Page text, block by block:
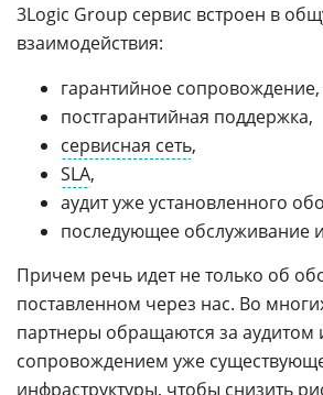
3Logic Group сервис встроен в
взаимодействия:
гарантийное сопровождение,
постгарантийная поддержка,
сервисная сеть,
SLA,
аудит уже установленного
последующее обслуживание
Причем речь идет не только об
поставленном через нас. Во
партнеры обращаются за аудитом
сопровождением уже
инфраструктуры, чтобы снизить